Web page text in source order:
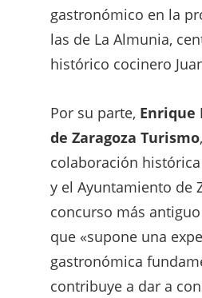
gastronómico en la
las de La Almunia,
histórico cocinero
Por su parte, Enrique
de Zaragoza Turismo
colaboración
y el Ayuntamiento de
concurso más
que «supone una
gastronómica
contribuye a dar a